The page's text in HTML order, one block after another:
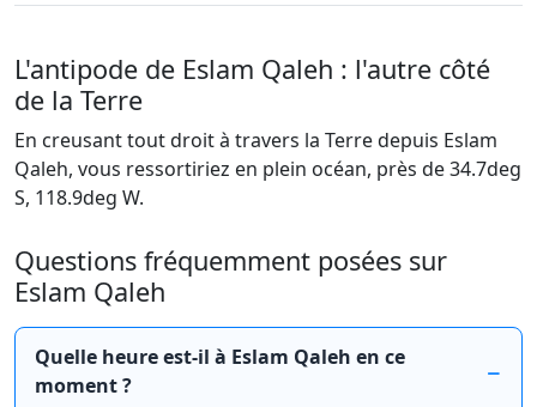
L'antipode de Eslam Qaleh : l'autre côté
de la Terre
En creusant tout droit à travers la Terre depuis Eslam
Qaleh, vous ressortiriez en plein océan, près de 34.7deg
S, 118.9deg W.
Questions fréquemment posées sur
Eslam Qaleh
Quelle heure est-il à Eslam Qaleh en ce
moment ?